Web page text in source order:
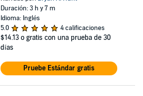
Duración: 3 h y 7 m
Idioma: Inglés
5.0
4 calificaciones
$14.13 o gratis con una prueba de 30
días
Pruebe Estándar gratis